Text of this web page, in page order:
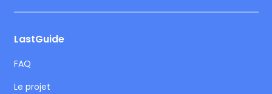
LastGuide
FAQ
Le projet